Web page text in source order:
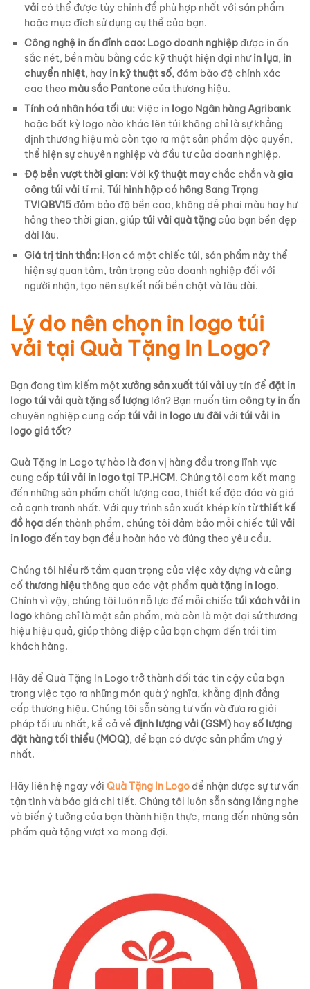
vải có thể được tùy chỉnh để phù hợp nhất với sản phẩm
hoặc mục đích sử dụng cụ thể của bạn.
Công nghệ in ấn đỉnh cao: Logo doanh nghiệp được in ấn
sắc nét, bền màu bằng các kỹ thuật hiện đại nhưin lụa, in
chuyển nhiệt, hay in kỹ thuật số, đảm bảo độ chính xác
cao theo màu sắc Pantone của thương hiệu.
Tính cá nhân hóa tối ưu:Việc in logo Ngân hàng Agribank
hoặc bất kỳ logo nào khác lên túi không chỉ là sự khẳng
định thương hiệu mà còn tạo ra một sản phẩm độc quyền,
thể hiện sự chuyên nghiệp và đầu tư của doanh nghiệp.
Độ bền vượt thời gian:Với kỹ thuật may chắc chắn và gia
công túi vảitỉ mỉ, Túi hình hộp có hông Sang Trọng
TVIQBV15 đảm bảo độ bền cao, không dễ phai màu hay hư
hỏng theo thời gian, giúptúi vải quà tặng của bạn bền đẹp
dài lâu.
Giá trị tinh thần: Hơn cả một chiếc túi, sản phẩm này thể
hiện sự quan tâm, trân trọng của doanh nghiệp đối với
người nhận, tạo nên sự kết nối bền chặt và lâu dài.
Lý do nên chọn in logo túi
vải tại Quà Tặng In Logo?
Bạn đang tìm kiếm mộtxưởng sản xuất túi vải uy tín để đặt in
logo túi vải quà tặng số lượng lớn? Bạn muốn tìm công ty in ấn
chuyên nghiệp cung cấptúi vải in logo ưu đãivới túi vải in
logo giá tốt?
Quà Tặng In Logo tự hào là đơn vị hàng đầu trong lĩnh vực
cung cấptúi vải in logo tại TP.HCM. Chúng tôi cam kết mang
đến những sản phẩm chất lượng cao, thiết kế độc đáo và giá
cả cạnh tranh nhất. Với quy trình sản xuất khép kín từthiết kế
đồ họa đến thành phẩm, chúng tôi đảm bảo mỗi chiếc túi vải
in logo đến tay bạn đều hoàn hảo và đúng theo yêu cầu.
Chúng tôi hiểu rõ tầm quan trọng của việc xây dựng và củng
cốthương hiệuthông qua các vật phẩm quà tặng in logo.
Chính vì vậy, chúng tôi luôn nỗ lực để mỗi chiếc túi xách vải in
logo không chỉ là một sản phẩm, mà còn là một đại sứ thương
hiệu hiệu quả, giúp thông điệp của bạn chạm đến trái tim
khách hàng.
Hãy để Quà Tặng In Logo trở thành đối tác tin cậy của bạn
trong việc tạo ra những món quà ý nghĩa, khẳng định đẳng
cấp thương hiệu. Chúng tôi sẵn sàng tư vấn và đưa ra giải
pháp tối ưu nhất, kể cả về định lượng vải (GSM) haysố lượng
đặt hàng tối thiểu (MOQ), để bạn có được sản phẩm ưng ý
nhất.
Hãy liên hệ ngay với Quà Tặng In Logo để nhận được sự tư vấn
tận tình và báo giá chi tiết. Chúng tôi luôn sẵn sàng lắng nghe
và biến ý tưởng của bạn thành hiện thực, mang đến những sản
phẩm quà tặng vượt xa mong đợi.